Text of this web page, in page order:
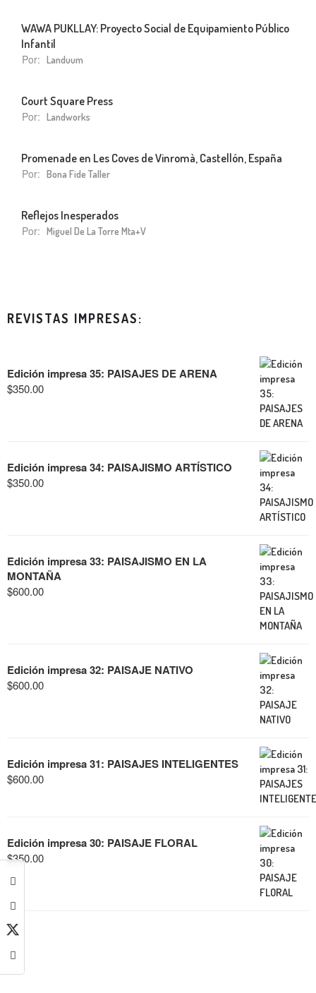
WAWA PUKLLAY: Proyecto Social de Equipamiento Público
Infantil
Por: Landuum
Court Square Press
Por: Landworks
Promenade en Les Coves de Vinromà, Castellón, España
Por: Bona Fide Taller
Reflejos Inesperados
Por: Miguel De La Torre Mta+v
REVISTAS IMPRESAS:
Edición impresa 35: PAISAJES DE ARENA
$350.00
Edición impresa 34: PAISAJISMO ARTÍSTICO
$350.00
Edición impresa 33: PAISAJISMO EN LA
MONTAÑA
$600.00
Edición impresa 32: PAISAJE NATIVO
$600.00
Edición impresa 31: PAISAJES INTELIGENTES
$600.00
Edición impresa 30: PAISAJE FLORAL
$350.00